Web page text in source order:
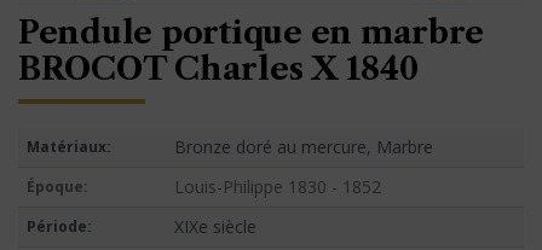
Pendule portique en marbre
BROCOT Charles X 1840
Matériaux: Bronze doré au mercure, Marbre
Époque: Louis-Philippe 1830 - 1852
Période: XIXe siècle